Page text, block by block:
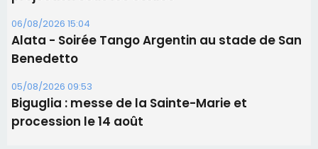
09/08/2026 11:04
Festa di l’Associi Curtinesi le 13 septembre
06/08/2026 15:57
Ucciani – Marché des producteurs à Cruculi le
11 août
06/08/2026 15:25